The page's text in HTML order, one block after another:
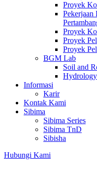
Proyek
Pekerjaan
Proyek
Proyek
Proyek
BGM Lab
Soil and
Informasi
Karir
Kontak Kami
Sibima
Sibima Series
Sibima TnD
Sibisha
Hubungi Kami